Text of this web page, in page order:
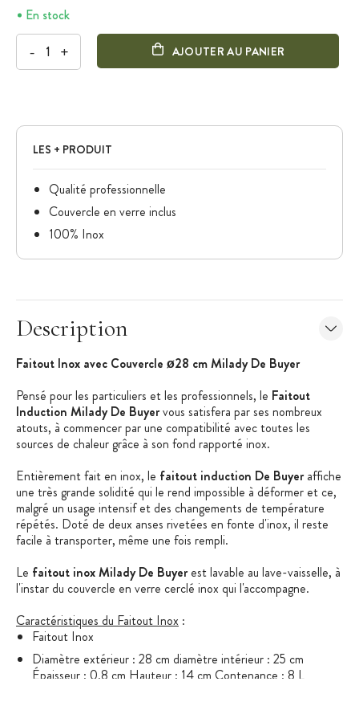
En stock
- + AJOUTER AU PANIER
LES + PRODUIT
Qualité professionnelle
Couvercle en verre inclus
100% Inox
Description
Faitout Inox avec Couvercle ø28 cm Milady De Buyer
Pensé pour les particuliers et les professionnels, le Faitout
Induction Milady De Buyervous satisfera par ses nombreux
atouts, à commencer par une compatibilité avec toutes les
sources de chaleur grâce à son fond rapporté inox.
Entièrement fait en inox, le faitout induction De Buyeraffiche
une très grande solidité qui le rend impossible à déformer et ce,
malgré un usage intensif et des changements de température
répétés. Doté de deux anses rivetées en fonte d'inox, il reste
facile à transporter, même une fois rempli.
Le faitout inox Milady De Buyerest lavable au lave-vaisselle, à
l'instar du couvercle en verre cerclé inox qui l'accompagne.
Caractéristiques du Faitout Inox :
Faitout Inox
Diamètre extérieur : 28 cm diamètre intérieur : 25 cm
Épaisseur : 0.8 cm Hauteur : 14 cm Contenance : 8 L